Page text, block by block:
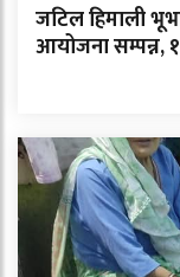
जटिल हिमाली
आयोजना सम्पन्न,